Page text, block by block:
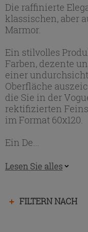
Die raffinierte
klassischen, aber
Marmor.
Ein stilvolles
Farben, dezente
einer
Oberfläche
die Sie in der
rektifizierten
im Format 60x120.
Ein De...
Lesen Sie alles
FILTERN NACH
Drücken